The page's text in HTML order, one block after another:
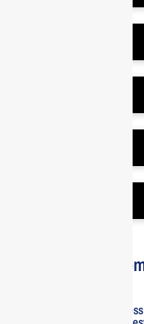
Votre
Pour un usage